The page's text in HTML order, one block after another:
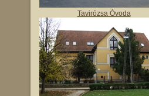
Tavirózsa Óvoda